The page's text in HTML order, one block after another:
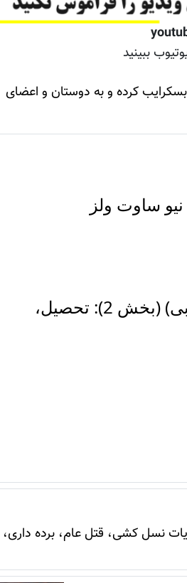
ببینید
کرده و به دوستان و اعضای
روزگار هزاره های کوریای جنوبی (کره جنوبی) (بخش 2): تحصیل،
نسل کشی، قتل عام، برده داری،